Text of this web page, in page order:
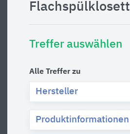
Flachspülklosett
Treffer auswählen
Alle Treffer zu
Hersteller
Produktinformationen